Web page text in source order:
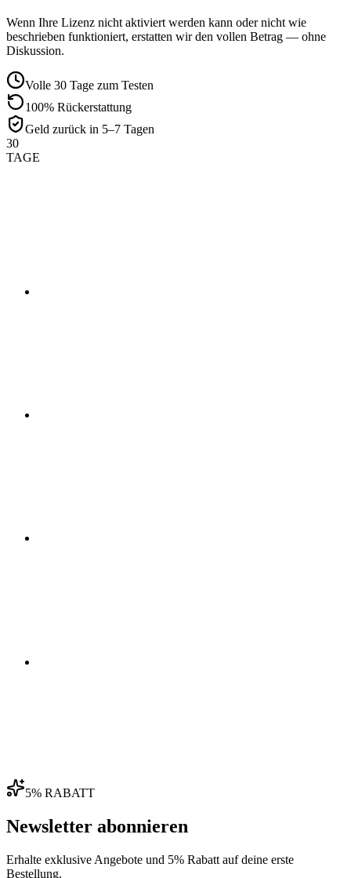
Wenn Ihre Lizenz nicht aktiviert werden kann oder nicht wie
beschrieben funktioniert, erstatten wir den vollen Betrag — ohne
Diskussion.
Volle 30 Tage zum Testen
100% Rückerstattung
Geld zurück in 5–7 Tagen
30
TAGE
5% RABATT
Newsletter abonnieren
Erhalte exklusive Angebote und 5% Rabatt auf deine erste
Bestellung.